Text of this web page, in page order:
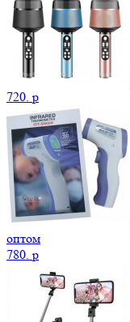
720. p
оптом
780. p